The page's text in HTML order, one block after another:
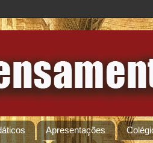
Apresentações